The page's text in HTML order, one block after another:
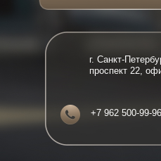
г. Санкт-
проспект 22,
+7 962 500-99-96